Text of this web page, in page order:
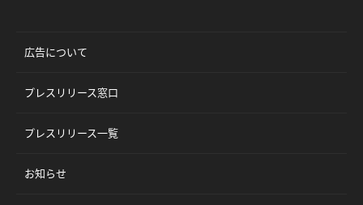
広告について
プレスリリース窓口
プレスリリース一覧
お知らせ